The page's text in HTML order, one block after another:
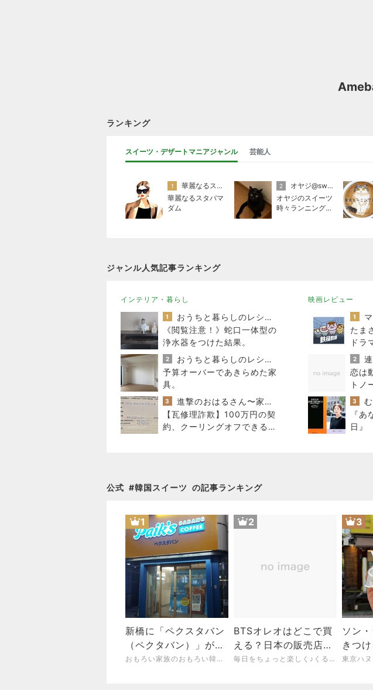
ランキング
スイーツ・デザートマニアジャンル 芸能人
1
華麗なるスタバマダム （スターバックス研究家）
華麗なるスタバマ
ダム
2
オヤジ@sweets
オヤジのスイーツ
時々ランニングブ
ジャンル人気記事ランキング
インテリア・暮らし
1
おうちと暮らしのレシピ 〜HOME&LIFE〜
《閲覧注意！》蛇口一体型の
浄水器をつけた結果。
2
おうちと暮らしのレシピ 〜HOME&LIFE〜
予算オーバーであきらめた家
具。
3
進撃のおはるさん〜家づくり失敗したけど私は元気です〜
【瓦修理詐欺】100万円の契
約、クーリングオフできるの
映画レビュー
1
たま
ドラ
と見
で10
2
恋は
トノ
3
『あ
日』
公式 #韓国スイーツ の記事ランキング
1
新橋に「ペクスタバン
（ペクタバン）」がや
ってくる!!
おもろい家族のおもろい韓流生活
2
BTSオレオはどこで買
える？日本の販売店や
通販を調査してみた♡毎日をちょっと楽しく♪くるみの暮らしノート
3
ソン
きつ
ヤツ
東京ハ